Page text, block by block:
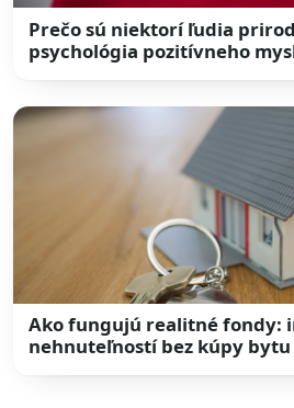
Prečo sú niektorí ľudia
psychológia pozitívneho
Ako fungujú realitné fondy:
nehnuteľností bez kúpy bytu